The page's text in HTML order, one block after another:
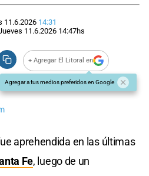
11.6.2026 14:31
11.6.2026 14:47hs
+ Agregar El Litoral en
Agregar a tus medios preferidos en Google
aprehendida en las últimas
Fe, luego de un